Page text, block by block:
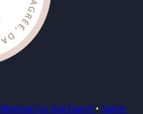
Montréal (Le Sud-Ouest) • Sainte-